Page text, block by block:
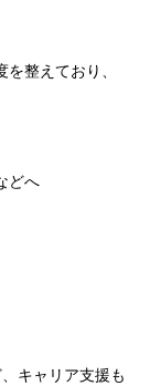
整えており、
どへ
キャリア支援も